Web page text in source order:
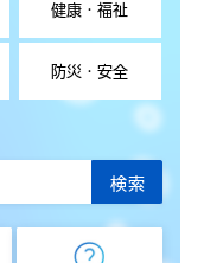
健康・福祉
防災・安全